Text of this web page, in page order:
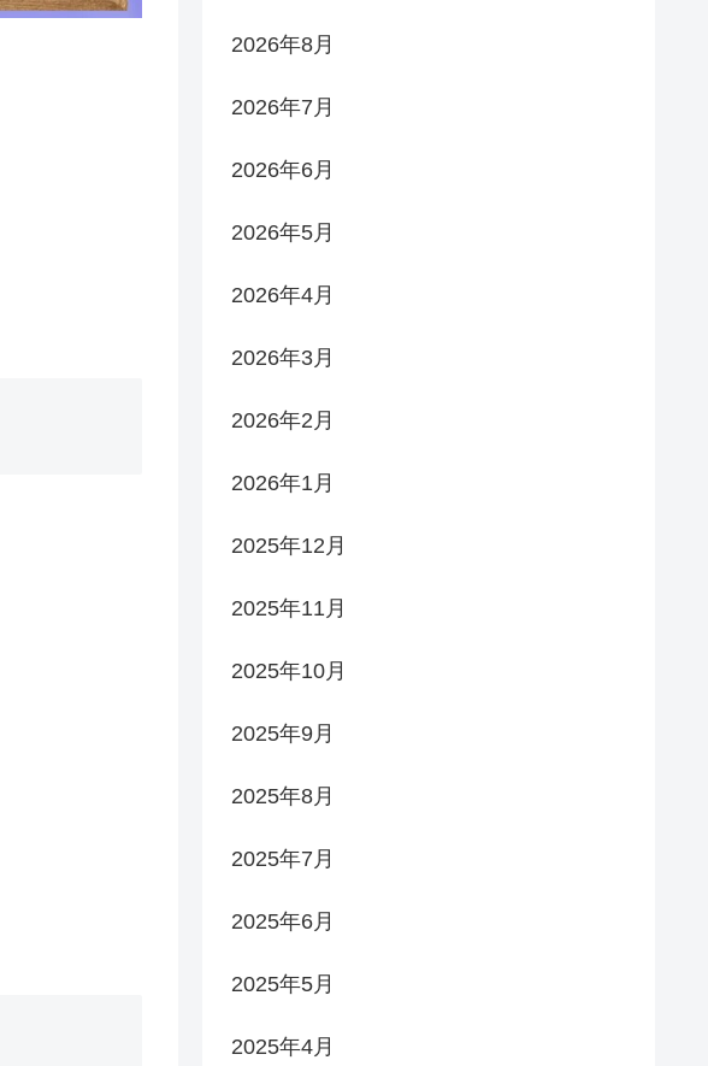
2026年8月
2026年7月
2026年6月
2026年5月
2026年4月
2026年3月
2026年2月
2026年1月
2025年12月
2025年11月
2025年10月
2025年9月
2025年8月
2025年7月
2025年6月
2025年5月
2025年4月